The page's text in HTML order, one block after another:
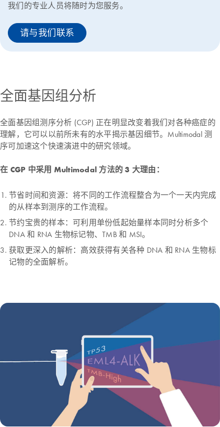
我们的专业人员将随时为您服务。
请与我们联系
全面基因组分析
全面基因组测序分析 (CGP) 正在明显改变着我们对各种癌症的
理解，它可以以前所未有的水平揭示基因细节。Multimodal 测
序可加速这个快速演进中的研究领域。
在 CGP 中采用 Multimodal 方法的 3 大理由：
节省时间和资源：将不同的工作流程整合为一个一天内完成
的从样本到测序的工作流程。
节约宝贵的样本：可利用单份低起始量样本同时分析多个
DNA 和 RNA 生物标记物、TMB 和 MSI。
获取更深入的解析：高效获得有关各种 DNA 和 RNA 生物标
记物的全面解析。